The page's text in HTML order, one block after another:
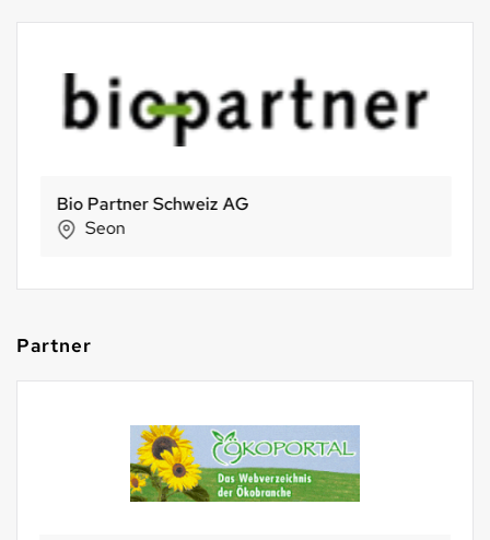
Bio Partner Schweiz AG
Seon
Partner